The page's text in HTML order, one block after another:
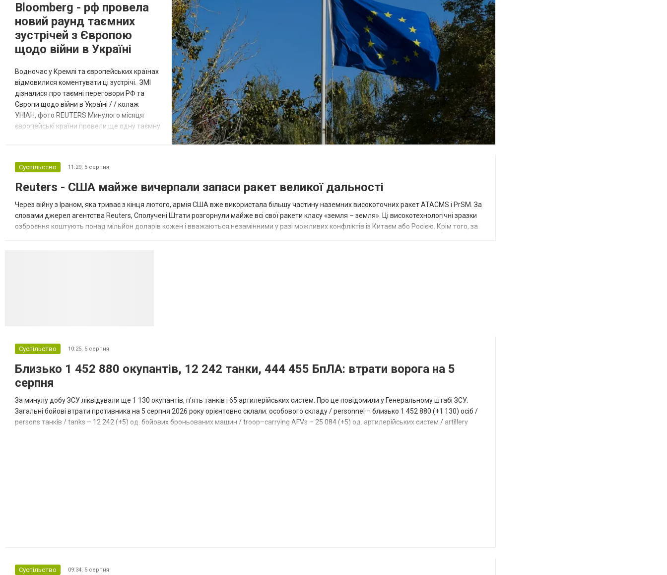
Bloomberg - рф провела
новий раунд таємних
зустрічей з Європою
щодо війни в Україні
Водночас у Кремлі та європейських країнах
відмовилися коментувати ці зустрічі. ЗМІ
дізналися про таємні переговори РФ та
Європи щодо війни в Україні / / колаж
УНІАН, фото REUTERS Минулого місяця
європейські країни провели ще одну таємну
зі сторони Європи до цих переговорів
долучилися колишні високопосадовці
Великої Британії, Франції, Німеччини та Р...
Суспільство 11:29, 5 серпня
Reuters - США майже вичерпали запаси ракет великої дальності
Через війну з Іраном, яка триває з кінця лютого, армія США вже використала більшу частину наземних високоточних ракет ATACMS і PrSM. За
словами джерел агентства Reuters, Сполучені Штати розгорнули майже всі свої ракети класу «земля – земля». Ці високотехнологічні зразки
озброєння коштують понад мільйон доларів кожен і вважаються незамінними у разі можливих конфліктів із Китаєм або Росією. Крім того, за
Суспільство 10:25, 5 серпня
Близько 1 452 880 окупантів, 12 242 танки, 444 455 БпЛА: втрати ворога на 5
серпня
За минулу добу ЗСУ ліквідували ще 1 130 окупантів, пʼять танків і 65 артилерійських систем. Про це повідомили у Генеральному штабі ЗСУ.
Загальні бойові втрати противника на 5 серпня 2026 року орієнтовно склали: особового складу / personnel – близько 1 452 880 (+1 130) осіб /
persons танків / tanks – 12 242 (+5) од. бойових броньованих машин / troop–carrying AFVs – 25 084 (+5) од. артилерійських систем / artillery
Суспільство 09:34, 5 серпня